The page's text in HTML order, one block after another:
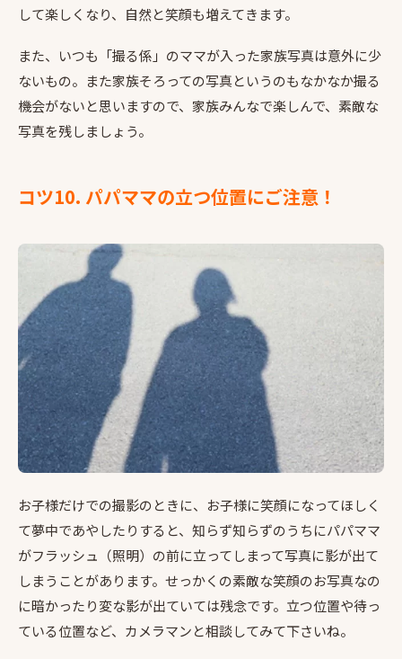
して楽しくなり、自然と笑顔も増えてきます。
また、いつも「撮る係」のママが入った家族写真は意外に少
ないもの。また家族そろっての写真というのもなかなか撮る
機会がないと思いますので、家族みんなで楽しんで、素敵な
写真を残しましょう。
コツ10. パパママの立つ位置にご注意！
お子様だけでの撮影のときに、お子様に笑顔になってほしく
て夢中であやしたりすると、知らず知らずのうちにパパママ
がフラッシュ（照明）の前に立ってしまって写真に影が出て
しまうことがあります。せっかくの素敵な笑顔のお写真なの
に暗かったり変な影が出ていては残念です。立つ位置や待っ
ている位置など、カメラマンと相談してみて下さいね。